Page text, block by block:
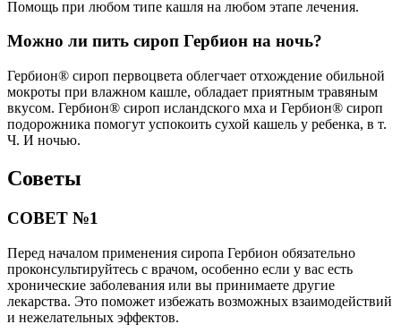
Помощь при любом типе кашля на любом этапе лечения.
Можно ли пить сироп Гербион на ночь?
Гербион® сироп первоцвета облегчает отхождение обильной
мокроты при влажном кашле, обладает приятным травяным
вкусом. Гербион® сироп исландского мха и Гербион® сироп
подорожника помогут успокоить сухой кашель у ребенка, в т.
Ч. И ночью.
Советы
СОВЕТ №1
Перед началом применения сиропа Гербион обязательно
проконсультируйтесь с врачом, особенно если у вас есть
хронические заболевания или вы принимаете другие
лекарства. Это поможет избежать возможных взаимодействий
и нежелательных эффектов.